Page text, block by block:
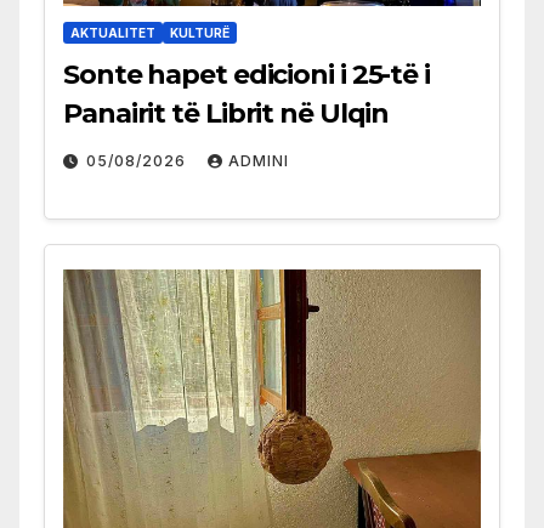
AKTUALITET KULTURË
Sonte hapet edicioni i 25-të i
Panairit të Librit në Ulqin
05/08/2026 ADMINI